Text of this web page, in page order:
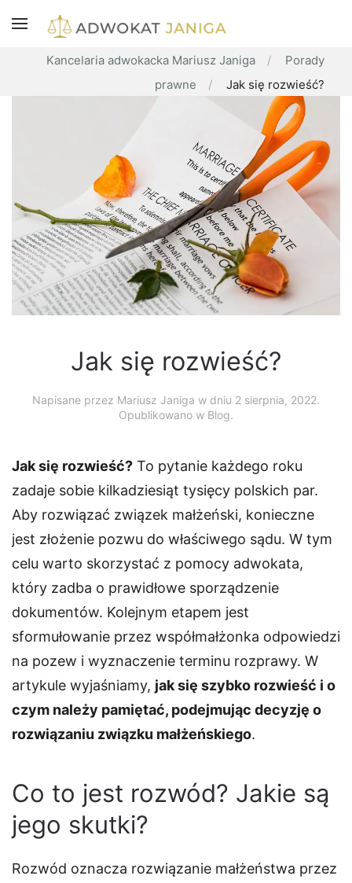
Kancelaria adwokacka Mariusz Janiga
Porady
prawne
Jak się rozwieść?
Jak się rozwieść?
Napisane przez Mariusz Janiga w dniu 2 sierpnia, 2022.
Opublikowano w Blog.
Jak się rozwieść? To pytanie każdego roku
zadaje sobie kilkadziesiąt tysięcy polskich par.
Aby rozwiązać związek małżeński, konieczne
jest złożenie pozwu do właściwego sądu. W tym
celu warto skorzystać z pomocy adwokata,
który zadba o prawidłowe sporządzenie
dokumentów. Kolejnym etapem jest
sformułowanie przez współmałżonka odpowiedzi
na pozew i wyznaczenie terminu rozprawy. W
artykule wyjaśniamy, jak się szybko rozwieść i o
czym należy pamiętać, podejmując decyzję o
rozwiązaniu związku małżeńskiego.
Co to jest rozwód? Jakie są
jego skutki?
Rozwód oznacza rozwiązanie małżeństwa przez